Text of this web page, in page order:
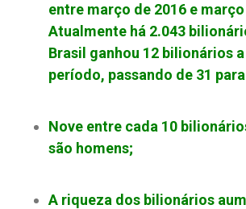
entre março de 2016 e
Atualmente há 2.043
Brasil ganhou 12 bilionários
período, passando de 31
Nove entre cada 10
são homens;
A riqueza dos bilionários